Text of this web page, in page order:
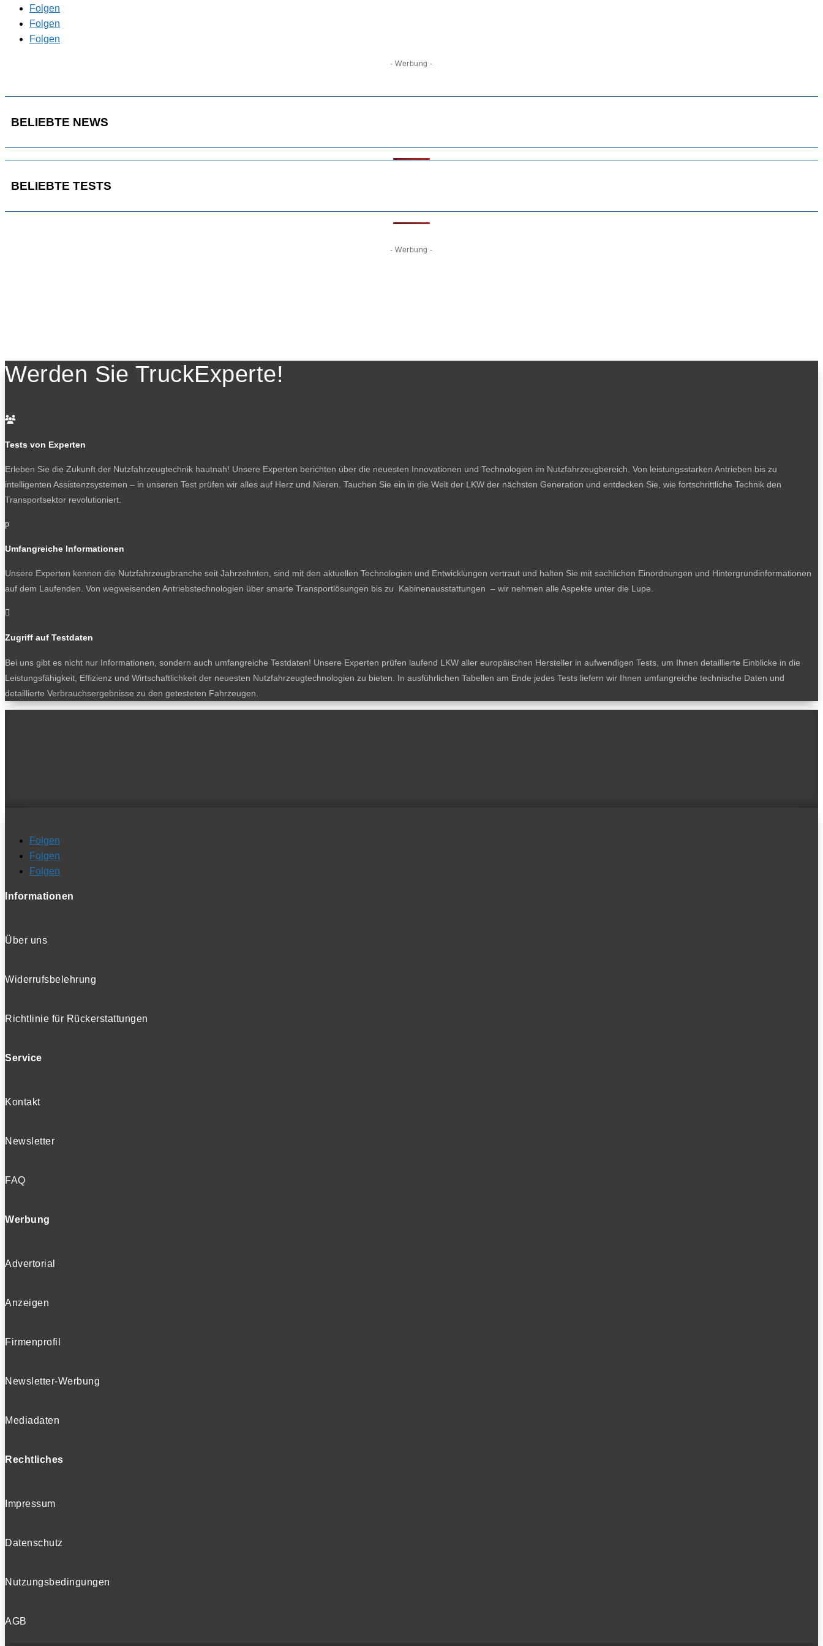
Folgen
Folgen
Folgen
- Werbung -
BELIEBTE NEWS
BELIEBTE TESTS
- Werbung -
Werden Sie TruckExperte!

Tests von Experten
Erleben Sie die Zukunft der Nutzfahrzeugtechnik hautnah! Unsere Experten berichten über die neuesten Innovationen und Technologien im Nutzfahrzeugbereich. Von leistungsstarken Antrieben bis zu
intelligenten Assistenzsystemen – in unseren Test prüfen wir alles auf Herz und Nieren. Tauchen Sie ein in die Welt der LKW der nächsten Generation und entdecken Sie, wie fortschrittliche Technik den
Transportsektor revolutioniert.
p
Umfangreiche Informationen
Unsere Experten kennen die Nutzfahrzeugbranche seit Jahrzehnten, sind mit den aktuellen Technologien und Entwicklungen vertraut und halten Sie mit sachlichen Einordnungen und Hintergrundinformationen
auf dem Laufenden. Von wegweisenden Antriebstechnologien über smarte Transportlösungen bis zu Kabinenausstattungen – wir nehmen alle Aspekte unter die Lupe.

Zugriff auf Testdaten
Bei uns gibt es nicht nur Informationen, sondern auch umfangreiche Testdaten! Unsere Experten prüfen laufend LKW aller europäischen Hersteller in aufwendigen Tests, um Ihnen detaillierte Einblicke in die
Leistungsfähigkeit, Effizienz und Wirtschaftlichkeit der neuesten Nutzfahrzeugtechnologien zu bieten. In ausführlichen Tabellen am Ende jedes Tests liefern wir Ihnen umfangreiche technische Daten und
detaillierte Verbrauchsergebnisse zu den getesteten Fahrzeugen.
Folgen
Folgen
Folgen
Informationen
Über uns
Widerrufsbelehrung
Richtlinie für Rückerstattungen
Service
Kontakt
Newsletter
FAQ
Werbung
Advertorial
Anzeigen
Firmenprofil
Newsletter-Werbung
Mediadaten
Rechtliches
Impressum
Datenschutz
Nutzungsbedingungen
AGB